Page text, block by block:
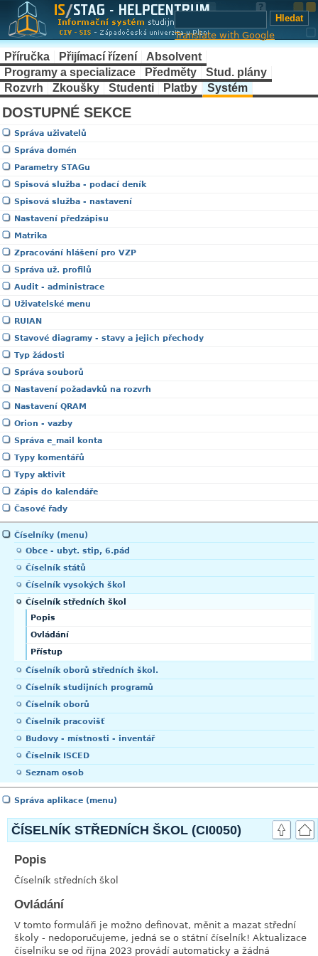
Translate with Google
Příručka Přijímací řízení
Absolvent
Programy a specializace
Předměty
Stud. plány
Rozvrh
Zkoušky Studenti Platby Systém
DOSTUPNÉ SEKCE
Správa uživatelů
Správa domén
Parametry STAGu
Spisová služba - podací deník
Spisová služba - nastavení
Nastavení předzápisu
Matrika
Zpracování hlášení pro VZP
Správa už. profilů
Audit - administrace
Uživatelské menu
RUIAN
Stavové diagramy - stavy a jejich přechody
Typ žádosti
Správa souborů
Nastavení požadavků na rozvrh
Nastavení QRAM
Orion - vazby
Správa e_mail konta
Typy komentářů
Typy aktivit
Zápis do kalendáře
Časové řady
Číselníky (menu)
Obce - ubyt. stip, 6.pád
Číselník států
Číselník vysokých škol
Číselník středních škol
Popis
Ovládání
Přístup
Číselník oborů středních škol.
Číselník studijních programů
Číselník oborů
Číselník pracovišť
Budovy - místnosti - inventář
Číselník ISCED
Seznam osob
Správa aplikace (menu)
ČÍSELNÍK STŘEDNÍCH ŠKOL (CI0050)
Popis
Číselník středních škol
Ovládání
V tomto formuláři je možno definovat, měnit a mazat střední
školy - nedoporučujeme, jedná se o státní číselník! Aktualizace
číselníku se od října 2023 provádí automaticky a žádná